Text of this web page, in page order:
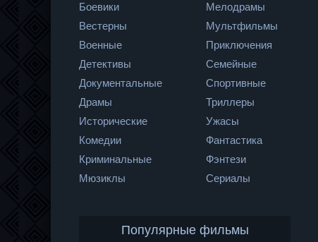
Боевики
Вестерны
Военные
Детективы
Документальные
Драмы
Исторические
Комедии
Криминальные
Мюзиклы
Мелодрамы
Мультфильмы
Приключения
Семейные
Спортивные
Триллеры
Ужасы
Фантастика
Фэнтези
Сериалы
Популярные фильмы